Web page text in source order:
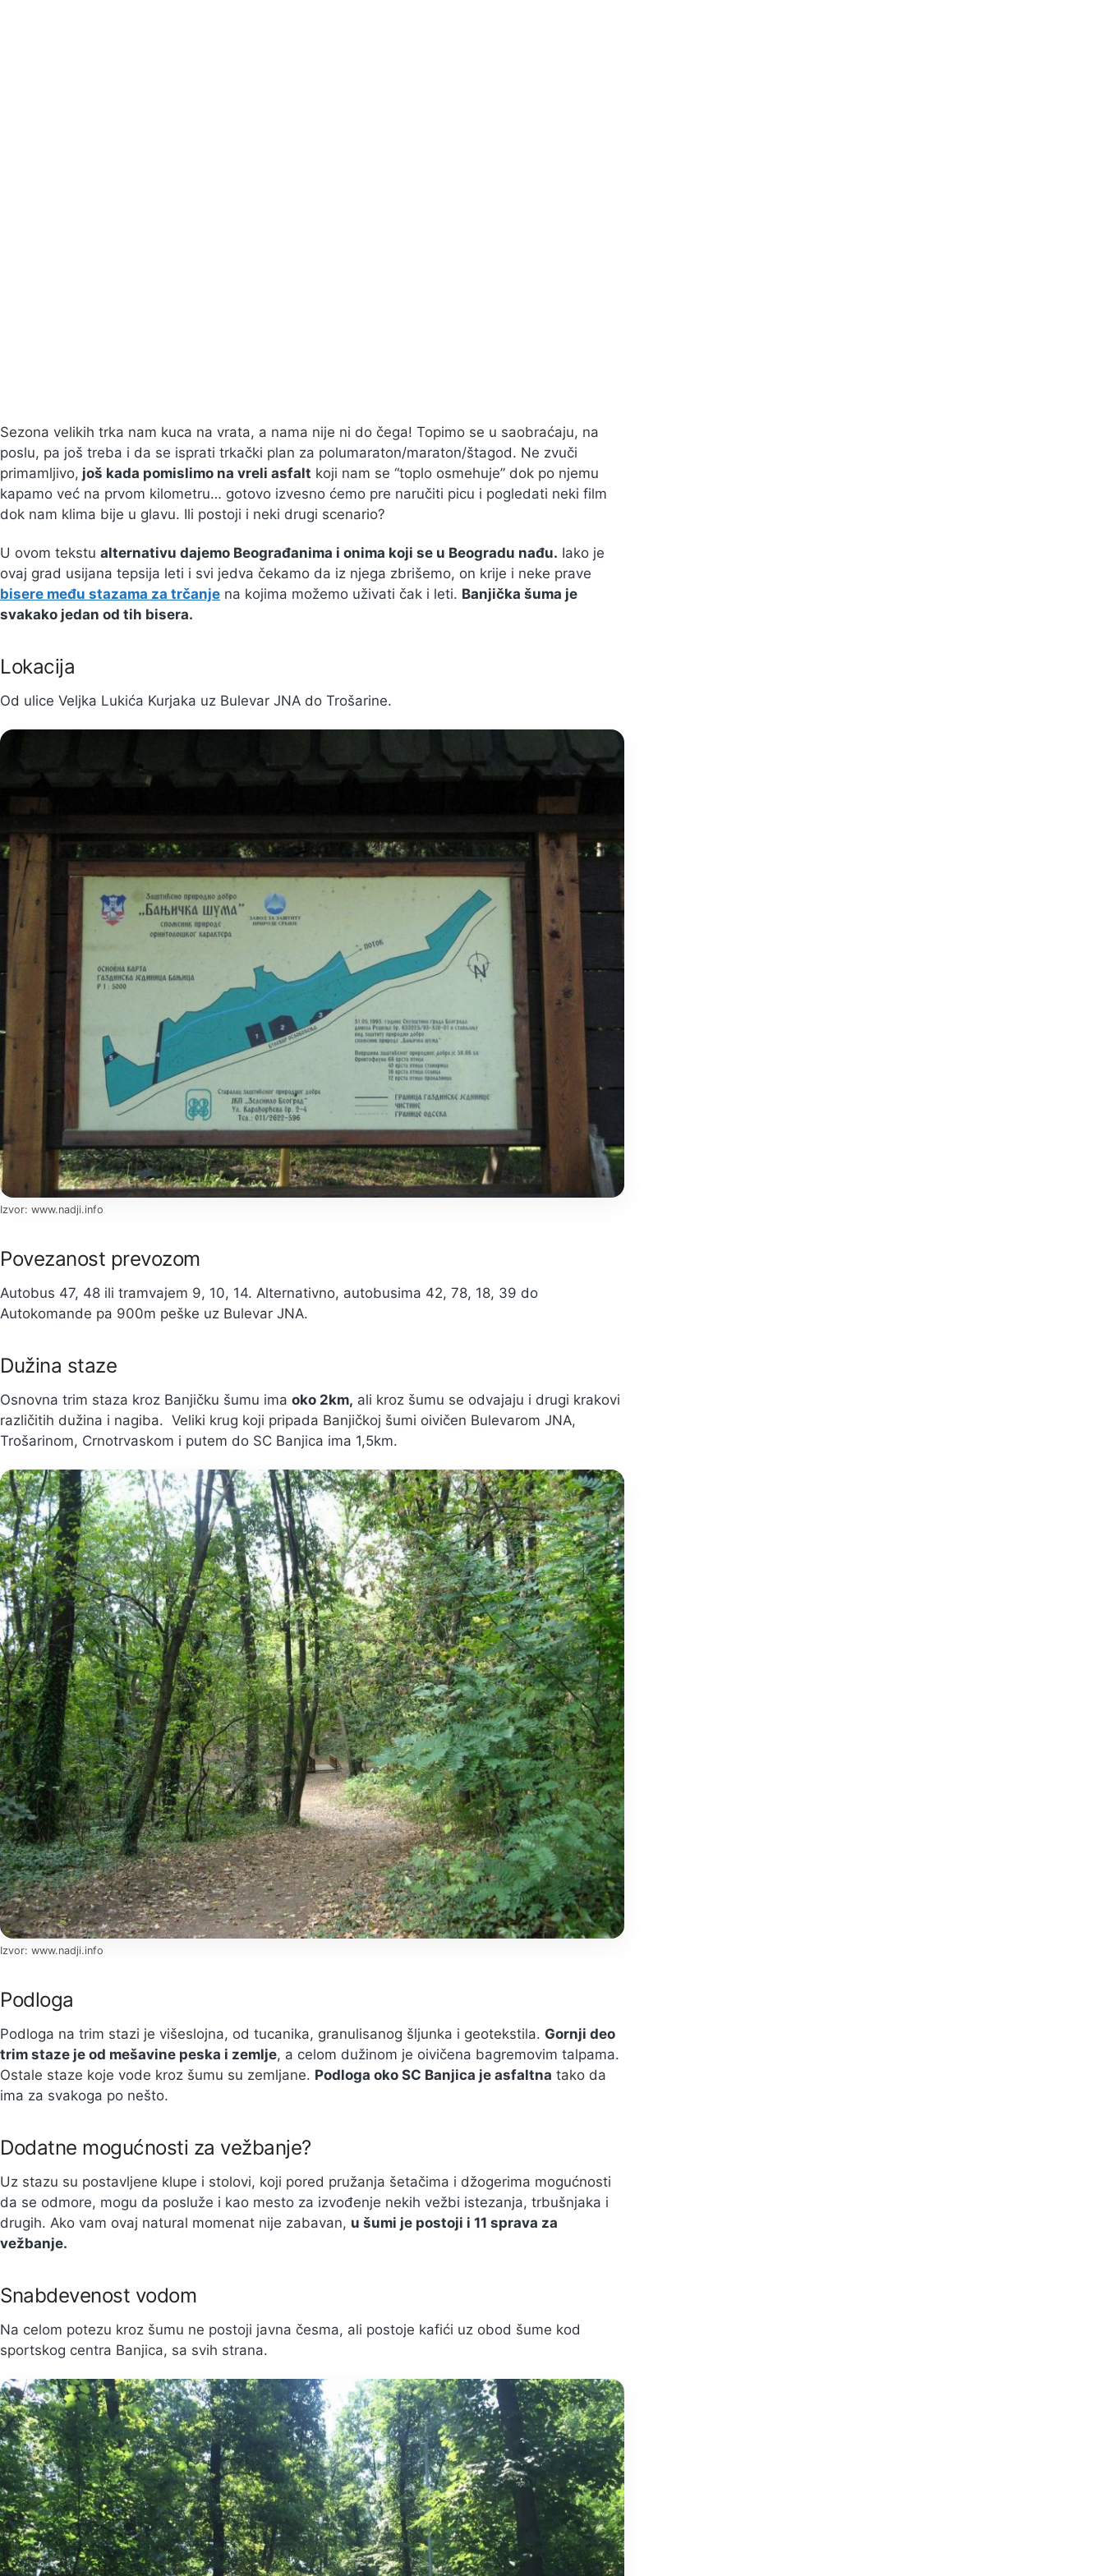
Sezona velikih trka nam kuca na vrata, a nama nije ni do čega! Topimo se u saobraćaju, na
poslu, pa još treba i da se isprati trkački plan za polumaraton/maraton/štagod. Ne zvuči
primamljivo, još kada pomislimo na vreli asfalt koji nam se “toplo osmehuje” dok po njemu
kapamo već na prvom kilometru… gotovo izvesno ćemo pre naručiti picu i pogledati neki film
dok nam klima bije u glavu. Ili postoji i neki drugi scenario?
U ovom tekstu alternativu dajemo Beograđanima i onima koji se u Beogradu nađu. Iako je
ovaj grad usijana tepsija leti i svi jedva čekamo da iz njega zbrišemo, on krije i neke prave
bisere među stazama za trčanje na kojima možemo uživati čak i leti. Banjička šuma je
svakako jedan od tih bisera.
Lokacija
Od ulice Veljka Lukića Kurjaka uz Bulevar JNA do Trošarine.
Izvor: www.nadji.info
Povezanost prevozom
Autobus 47, 48 ili tramvajem 9, 10, 14. Alternativno, autobusima 42, 78, 18, 39 do
Autokomande pa 900m peške uz Bulevar JNA.
Dužina staze
Osnovna trim staza kroz Banjičku šumu ima oko 2km, ali kroz šumu se odvajaju i drugi krakovi
različitih dužina i nagiba. Veliki krug koji pripada Banjičkoj šumi oivičen Bulevarom JNA,
Trošarinom, Crnotrvaskom i putem do SC Banjica ima 1,5km.
Izvor: www.nadji.info
Podloga
Podloga na trim stazi je višeslojna, od tucanika, granulisanog šljunka i geotekstila. Gornji deo
trim staze je od mešavine peska i zemlje, a celom dužinom je oivičena bagremovim talpama.
Ostale staze koje vode kroz šumu su zemljane. Podloga oko SC Banjica je asfaltna tako da
ima za svakoga po nešto.
Dodatne mogućnosti za vežbanje?
Uz stazu su postavljene klupe i stolovi, koji pored pružanja šetačima i džogerima mogućnosti
da se odmore, mogu da posluže i kao mesto za izvođenje nekih vežbi istezanja, trbušnjaka i
drugih. Ako vam ovaj natural momenat nije zabavan, u šumi je postoji i 11 sprava za
vežbanje.
Snabdevenost vodom
Na celom potezu kroz šumu ne postoji javna česma, ali postoje kafići uz obod šume kod
sportskog centra Banjica, sa svih strana.